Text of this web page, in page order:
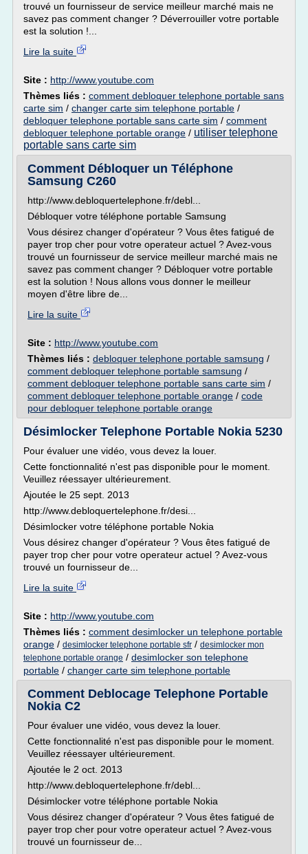
trouvé un fournisseur de service meilleur marché mais ne
savez pas comment changer ? Déverrouiller votre portable
est la solution !...
Lire la suite
Site : http://www.youtube.com
Thèmes liés : comment debloquer telephone portable sans
carte sim / changer carte sim telephone portable /
debloquer telephone portable sans carte sim / comment
debloquer telephone portable orange / utiliser telephone
portable sans carte sim
Comment Débloquer un Téléphone
Samsung C260
http://www.debloquertelephone.fr/debl...
Débloquer votre téléphone portable Samsung
Vous désirez changer d'opérateur ? Vous êtes fatigué de
payer trop cher pour votre operateur actuel ? Avez-vous
trouvé un fournisseur de service meilleur marché mais ne
savez pas comment changer ? Débloquer votre portable
est la solution ! Nous allons vous donner le meilleur
moyen d'être libre de...
Lire la suite
Site : http://www.youtube.com
Thèmes liés : debloquer telephone portable samsung /
comment debloquer telephone portable samsung /
comment debloquer telephone portable sans carte sim /
comment debloquer telephone portable orange / code
pour debloquer telephone portable orange
Désimlocker Telephone Portable Nokia 5230
Pour évaluer une vidéo, vous devez la louer.
Cette fonctionnalité n'est pas disponible pour le moment.
Veuillez réessayer ultérieurement.
Ajoutée le 25 sept. 2013
http://www.debloquertelephone.fr/desi...
Désimlocker votre téléphone portable Nokia
Vous désirez changer d'opérateur ? Vous êtes fatigué de
payer trop cher pour votre operateur actuel ? Avez-vous
trouvé un fournisseur de...
Lire la suite
Site : http://www.youtube.com
Thèmes liés : comment desimlocker un telephone portable
orange / desimlocker telephone portable sfr / desimlocker mon
telephone portable orange / desimlocker son telephone
portable / changer carte sim telephone portable
Comment Deblocage Telephone Portable
Nokia C2
Pour évaluer une vidéo, vous devez la louer.
Cette fonctionnalité n'est pas disponible pour le moment.
Veuillez réessayer ultérieurement.
Ajoutée le 2 oct. 2013
http://www.debloquertelephone.fr/debl...
Désimlocker votre téléphone portable Nokia
Vous désirez changer d'opérateur ? Vous êtes fatigué de
payer trop cher pour votre operateur actuel ? Avez-vous
trouvé un fournisseur de...